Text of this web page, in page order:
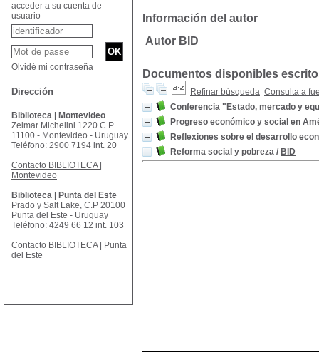
Información del autor
Autor BID
Documentos disponibles
Refinar búsqueda Consulta a
Conferencia "Estado, mercado y
Progreso económico y social en
Reflexiones sobre el desarrollo
Reforma social y pobreza / BID
acceder a su cuenta de
usuario
Olvidé mi contraseña
Dirección
Biblioteca | Montevideo
Zelmar Michelini 1220 C.P
11100 - Montevideo - Uruguay
Teléfono: 2900 7194 int. 20
Contacto BIBLIOTECA |
Montevideo
Biblioteca | Punta del Este
Prado y Salt Lake, C.P 20100
Punta del Este - Uruguay
Teléfono: 4249 66 12 int. 103
Contacto BIBLIOTECA | Punta
del Este